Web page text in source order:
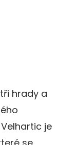
hrady a
je